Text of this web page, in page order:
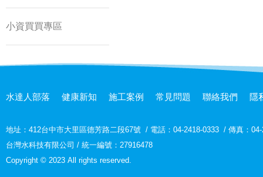
小資買買專區
水達人部落 健康新知 施工案例 常見問題 聯絡我們 隱
地址： 412台中市大里區德芳路二段67號 / 電話：04-2418-0333 / 傳真：
台灣水科技有限公司 / 統一編號：27916478
Copyright © 2023 All rights reserved.